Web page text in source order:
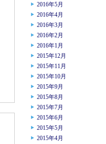
2016年5月
2016年4月
2016年3月
2016年2月
2016年1月
2015年12月
2015年11月
2015年10月
2015年9月
2015年8月
2015年7月
2015年6月
2015年5月
2015年4月